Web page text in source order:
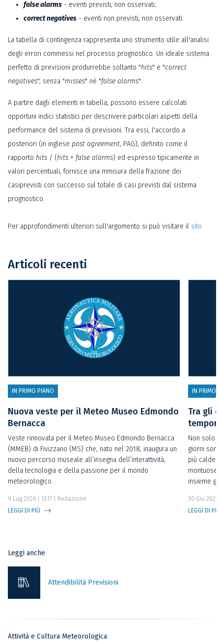
false alarms - eventi previsti, non osservati;
correct negatives - eventi non previsti, non osservati.
La tabella di contingenza rappresenta uno strumento utile all'analisi
degli errori commessi nel processo prognostico. Un ideale sistema
perfetto di previsioni produrrebbe soltanto "hits" e "correct
negatives", senza "misses" né "false alarms".
A partire dagli elementi in tabella, possono essere calcolati
opportuni indici statistici per descrivere particolari aspetti della
performance del sistema di previsioni. Tra essi, l'accordo a
posteriori (in inglese post agreement, PAG), definito come il
rapporto hits / (hits + false alarms) ed espresso tipicamente in
valori percentuali, fornisce una mmisura della frazione dei
casiprevisti con successo sul totale di casi previsti dal sistema
prognostico.
Per approfondimenti ulteriori sull'argomento si può visitare il sito
Articoli recenti
IN PRIMO PIANO
Nuova veste per il Meteo Museo Edmondo
Bernacca
Veste rinnovata per il Meteo Museo Edmondo Bernacca
(MMEB) di Fivizzano (MS) che, nato nel 2018, inaugura un
nuovo percorso museale all’insegna dell’interattività,
della tecnologia e della passione per il mondo
meteorologico.
9 Lug 2026 | 13:17 | Redazione
LEGGI DI PIÙ
IN PRIMO
Tra gli
Non solo
giorni
più calde
insieme
30 Giu
LEGGI DI
Leggi anche
Attendibilità Previsioni
Attività e Cultura Meteorologica